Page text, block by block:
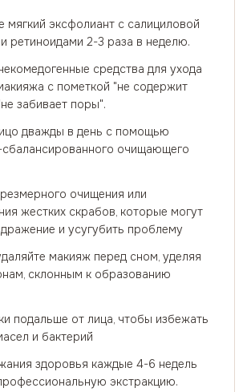
мягкий эксфолиант с салициловой
ретиноидами 2-3 раза в неделю.
средства для ухода
с пометкой "не содержит
забивает поры".
дважды в день с помощью
сбалансированного очищающего
очищения или
жестких скрабов, которые могут
и усугубить проблему
макияж перед сном, уделяя
склонным к образованию
подальше от лица, чтобы избежать
и бактерий
здоровья каждые 4-6 недель
экстракцию.